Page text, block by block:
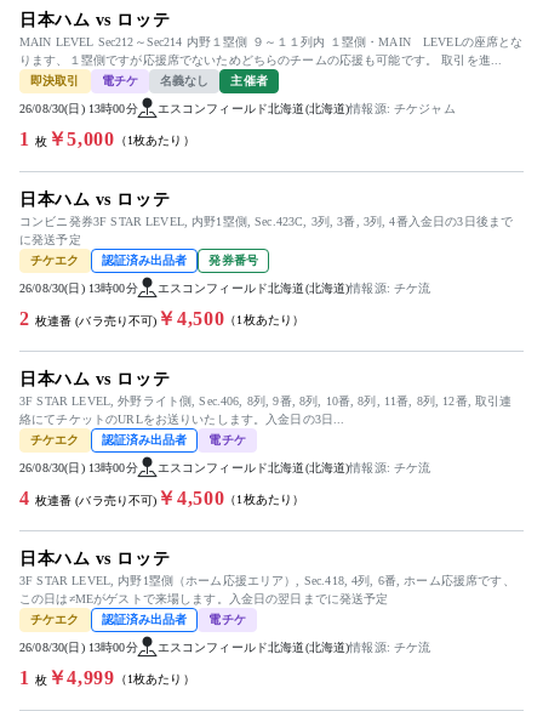
日本ハム vs ロッテ
MAIN LEVEL Sec212～Sec214 内野１塁側 ９～１１列内 １塁側・MAIN LEVELの座席とな
ります、１塁側ですが応援席でないためどちらのチームの応援も可能です。 取引を進...
即決取引
電チケ 名義なし 主催者
26/08/30(日) 13時00分 エスコンフィールド北海道(北海道)情報源: チケジャム
1 枚￥5,000 （1枚あたり）
日本ハム vs ロッテ
コンビニ発券3F STAR LEVEL, 内野1塁側, Sec.423C, 3列, 3番, 3列, 4番入金日の3日後まで
に発送予定
チケエク
認証済み出品者 発券番号
26/08/30(日) 13時00分 エスコンフィールド北海道(北海道)情報源: チケ流
2 枚連番 (バラ売り不可) ￥4,500 （1枚あたり）
日本ハム vs ロッテ
3F STAR LEVEL, 外野ライト側, Sec.406, 8列, 9番, 8列, 10番, 8列, 11番, 8列, 12番, 取引連
絡にてチケットのURLをお送りいたします。入金日の3日...
チケエク
認証済み出品者 電チケ
26/08/30(日) 13時00分 エスコンフィールド北海道(北海道)情報源: チケ流
4 枚連番 (バラ売り不可) ￥4,500 （1枚あたり）
日本ハム vs ロッテ
3F STAR LEVEL, 内野1塁側（ホーム応援エリア）, Sec.418, 4列, 6番, ホーム応援席です、
この日は≠MEがゲストで来場します。入金日の翌日までに発送予定
チケエク
認証済み出品者 電チケ
26/08/30(日) 13時00分 エスコンフィールド北海道(北海道)情報源: チケ流
1 枚￥4,999 （1枚あたり）